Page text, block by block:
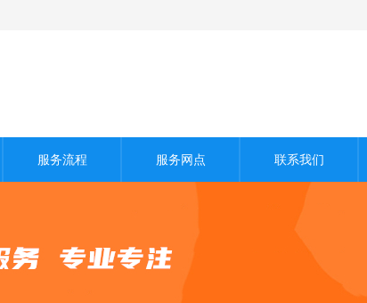
服务流程 服务网点 联系我们